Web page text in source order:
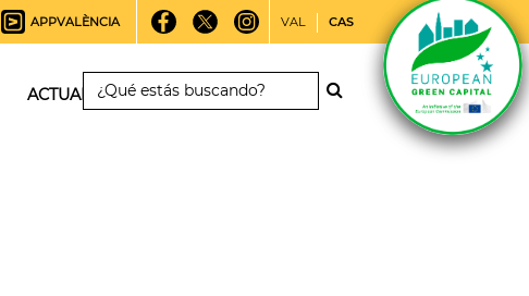
APPVALÈNCIA VAL CAS
ACTUALIDAD